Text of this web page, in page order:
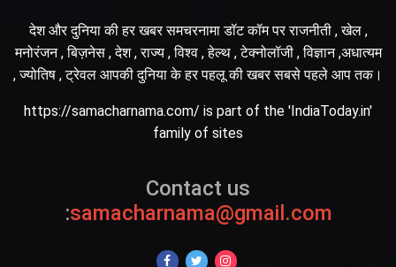
देश और दुनिया की हर खबर समचरनामा डॉट कॉम पर राजनीती , खेल ,
मनोरंजन , बिज़नेस , देश , राज्य , विश्व , हेल्थ , टेक्नोलॉजी , विज्ञान ,अधात्यम
, ज्योतिष , ट्रेवल आपकी दुनिया के हर पहलू की खबर सबसे पहले आप तक।
https://samacharnama.com/ is part of the 'IndiaToday.in'
family of sites
Contact us
:samacharnama@gmail.com